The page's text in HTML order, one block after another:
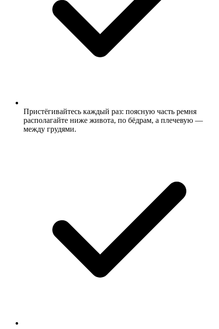
Пристёгивайтесь каждый раз: поясную часть ремня
располагайте ниже живота, по бёдрам, а плечевую —
между грудями.